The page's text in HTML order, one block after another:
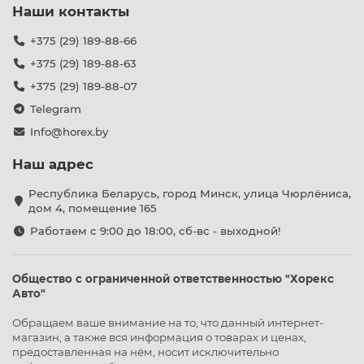
Наши контакты
+375 (29) 189-88-66
+375 (29) 189-88-63
+375 (29) 189-88-07
Telegram
Info@horex.by
Наш адрес
Республика Беларусь, город Минск, улица Чюрлёниса,
дом 4, помещение 165
Работаем с 9:00 до 18:00, сб-вс - выходной!
Общество с ограниченной ответственностью "Хорекс
Авто"
Обращаем ваше внимание на то, что данный интернет-
магазин, а также вся информация о товарах и ценах,
предоставленная на нём, носит исключительно